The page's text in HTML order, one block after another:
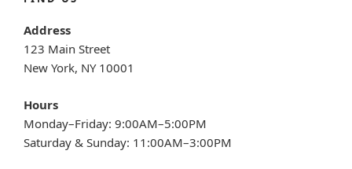
Address
123 Main Street
New York, NY 10001
Hours
Monday–Friday: 9:00AM–5:00PM
Saturday & Sunday: 11:00AM–3:00PM